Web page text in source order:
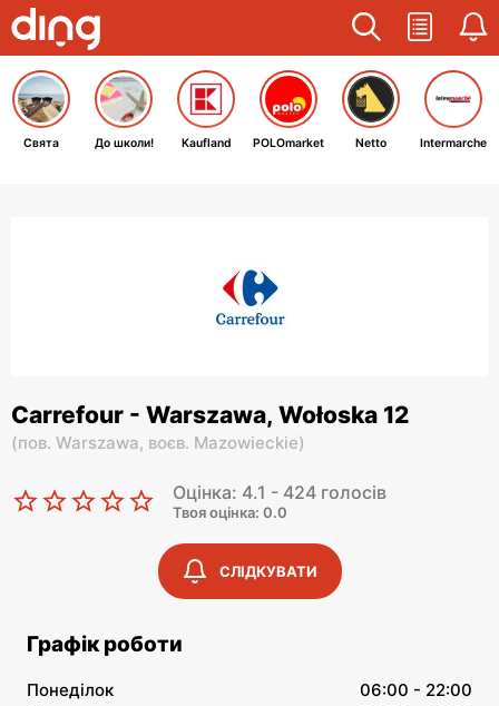
Свята До школи! Kaufland POLOmarket Netto Intermarche
Carrefour - Warszawa, Wołoska 12
(пов. Warszawa, воєв. Mazowieckie)
Оцінка: 4.1 - 424 голосів
Твоя оцінка: 0.0
СЛІДКУВАТИ
Графік роботи
Понеділок
06:00 - 22:00